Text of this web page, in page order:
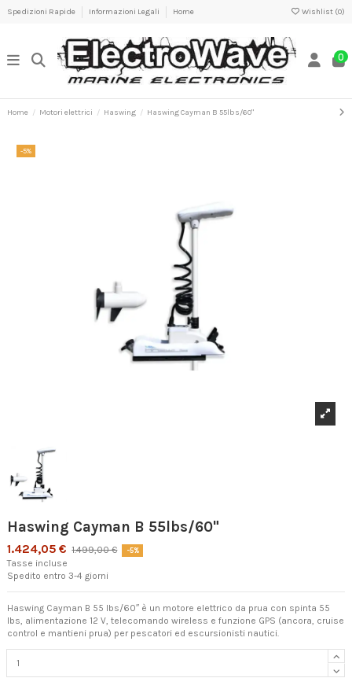
Spedizioni Rapide Informazioni Legali Home Wishlist (0)
0
Home Motori elettrici Haswing Haswing Cayman B 55lbs/60"
-5%
Haswing Cayman B 55lbs/60"
1.424,05 € 1.499,00 € -5%
Tasse incluse
Spedito entro 3-4 giorni
Haswing Cayman B 55 lbs/60″ è un motore elettrico da prua con spinta 55
lbs, alimentazione 12 V, telecomando wireless e funzione GPS (ancora, cruise
control e mantieni prua) per pescatori ed escursionisti nautici.